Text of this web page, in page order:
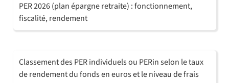
PER 2026 (plan épargne retraite) : fonctionnement,
fiscalité, rendement
Classement des PER individuels ou PERin selon le taux
de rendement du fonds en euros et le niveau de frais